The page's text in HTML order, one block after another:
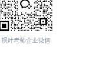
枫叶老师企业微信